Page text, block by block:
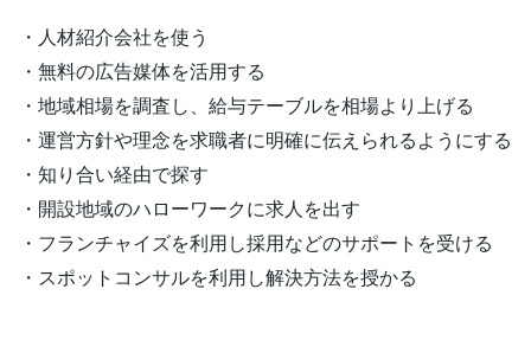
・人材紹介会社を使う
・無料の広告媒体を活用する
・地域相場を調査し、給与テーブルを相場より上げる
・運営方針や理念を求職者に明確に伝えられるようにする
・知り合い経由で探す
・開設地域のハローワークに求人を出す
・フランチャイズを利用し採用などのサポートを受ける
・スポットコンサルを利用し解決方法を授かる